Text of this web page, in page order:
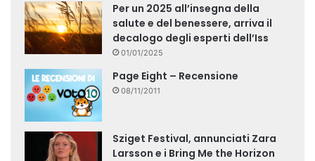
Per un 2025 all’insegna della
salute e del benessere, arriva il
decalogo degli esperti dell’Iss
01/01/2025
Page Eight – Recensione
08/11/2011
Sziget Festival, annunciati Zara
Larsson e i Bring Me the Horizon